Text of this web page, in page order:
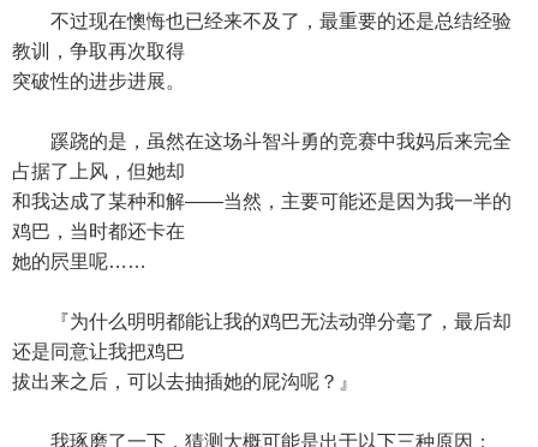
不过现在懊悔也已经来不及了，最重要的还是总结经验
教训，争取再次取得
突破性的进步进展。
蹊跷的是，虽然在这场斗智斗勇的竞赛中我妈后来完全
占据了上风，但她却
和我达成了某种和解——当然，主要可能还是因为我一半的
鸡巴，当时都还卡在
她的屄里呢……
『为什么明明都能让我的鸡巴无法动弹分毫了，最后却
还是同意让我把鸡巴
拔出来之后，可以去抽插她的屁沟呢？』
我琢磨了一下，猜测大概可能是出于以下三种原因：